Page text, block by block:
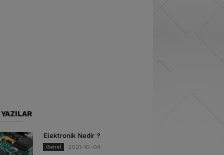
Elektronik Nedir ?
Genel 2021-10-04